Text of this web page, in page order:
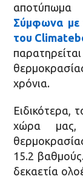
Σύμφωνα με
του
χρόνια.
Ειδικότερα,
χώρα
15.2
δεκαετία